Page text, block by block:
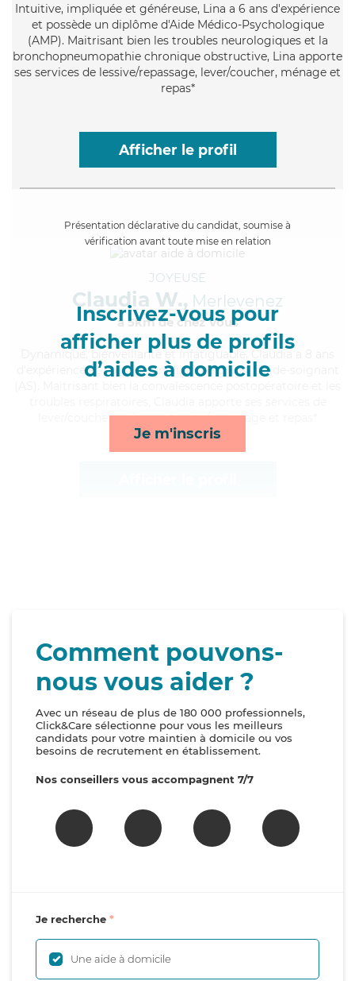
Intuitive, impliquée et généreuse, Lina a 6 ans d'expérience
et possède un diplôme d'Aide Médico-Psychologique
(AMP). Maitrisant bien les troubles neurologiques et la
bronchopneumopathie chronique obstructive, Lina apporte
ses services de lessive/repassage, lever/coucher, ménage et
repas*
Afficher le profil
Présentation déclarative du candidat, soumise à
vérification avant toute mise en relation
Inscrivez-vous pour
afficher plus de profils
d’aides à domicile
Je m'inscris
JOYEUSE
Claudia W., Merlevenez
à 5km de chez Vous
, bienveillante et infatiguable, Claudia a 8 ans
d'expérience et possède un diplôme d'Etat d'aide-soignant
lever/coucher, ménage, lessive/repassage et repas*
Comment pouvons-
nous vous aider ?
Avec un réseau de plus de 180 000 professionnels,
Click&Care sélectionne pour vous les meilleurs
candidats pour votre maintien à domicile ou vos
besoins de recrutement en établissement.
Nos conseillers vous accompagnent 7/7
Je recherche
Une aide à domicile